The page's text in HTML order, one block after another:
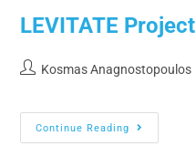
LEVITATE Project
Kosmas Anagnostopoulos
Continue Reading